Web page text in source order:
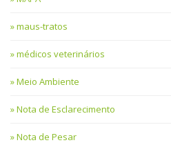
maus-tratos
médicos veterinários
Meio Ambiente
Nota de Esclarecimento
Nota de Pesar